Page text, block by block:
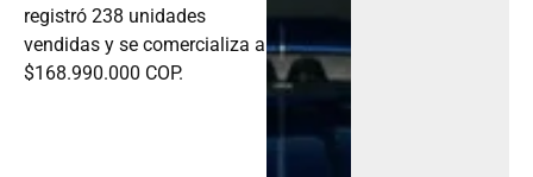
registró 238 unidades
vendidas y se comercializa a
$168.990.000 COP.